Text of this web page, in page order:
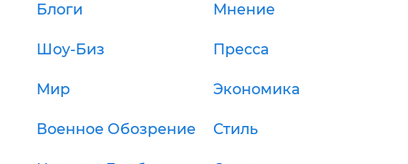
Блоги Мнение
Шоу-Биз Пресса
Мир Экономика
Военное Обозрение Стиль